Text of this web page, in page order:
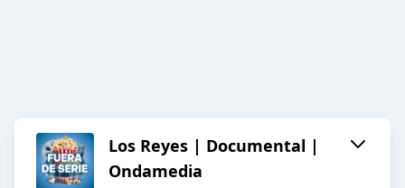
Los Reyes | Documental |
Ondamedia